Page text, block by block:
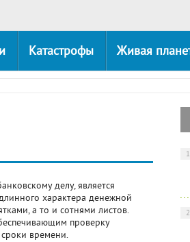
Катастрофы Живая
делу, является
характера денежной
а то и сотнями листов.
проверку
времени.